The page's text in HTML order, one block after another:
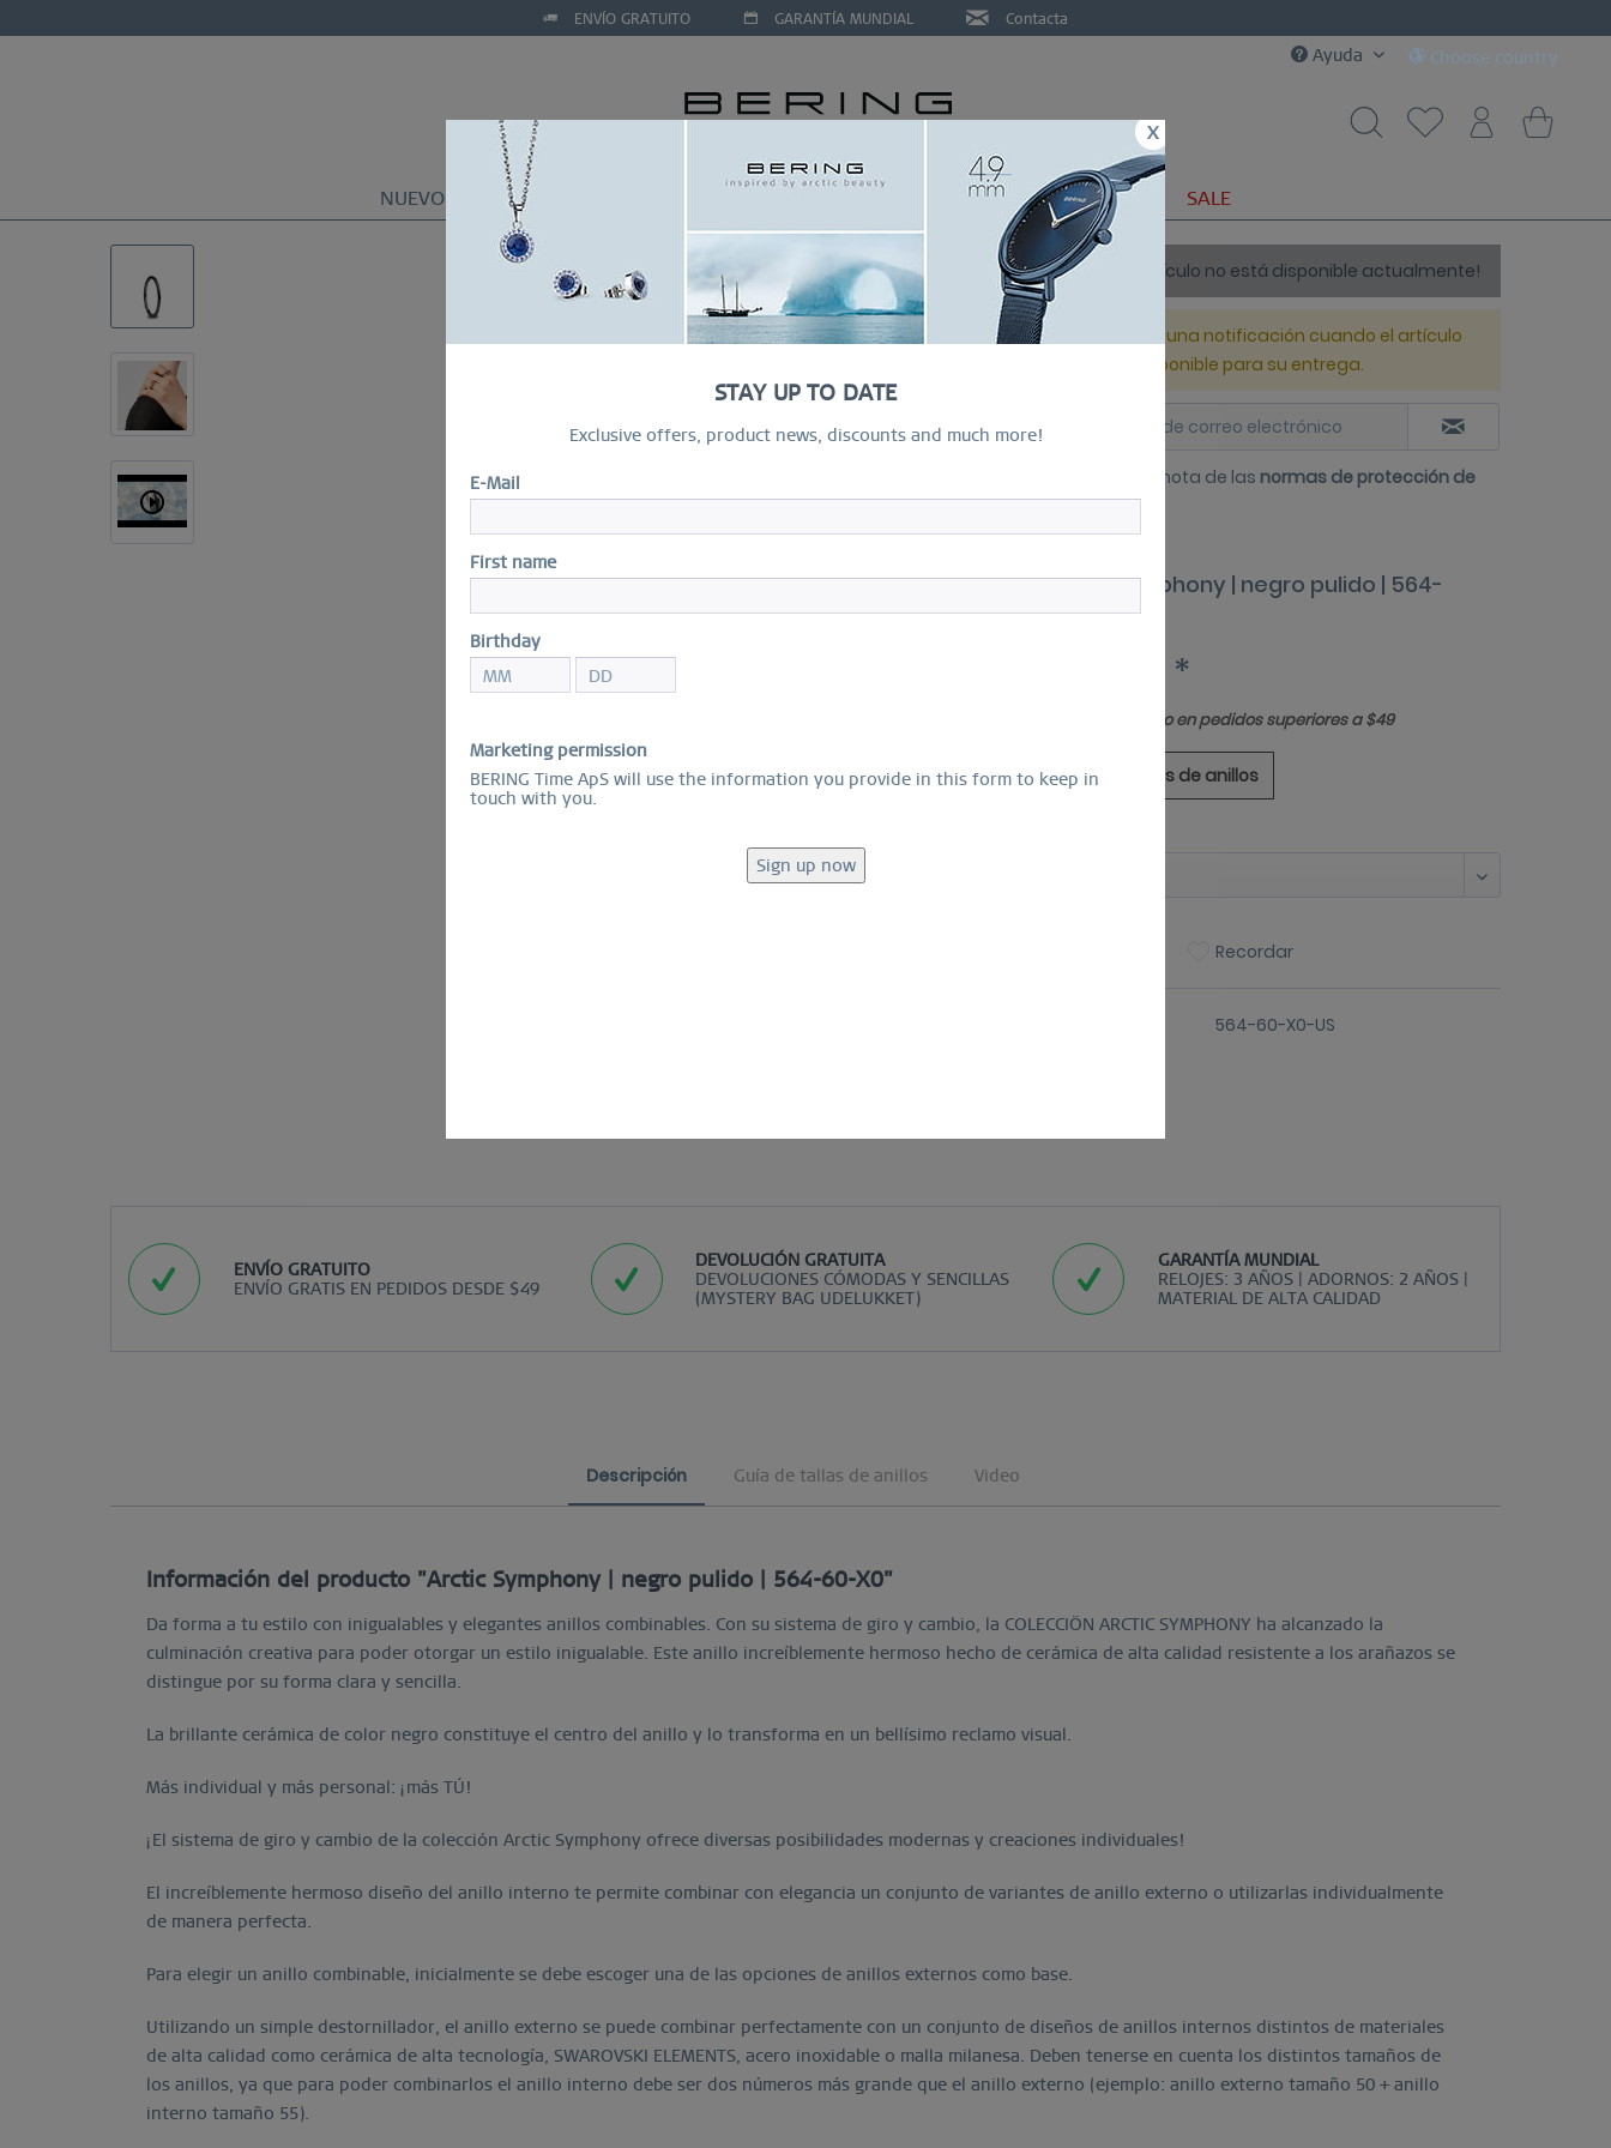
x
STAY UP TO DATE
Exclusive offers, product news, discounts and much more!
E-Mail
First name
Birthday
Marketing permission
BERING Time ApS will use the information you provide in this form to keep in
touch with you.
ENVÍO GRATUITO GARANTÍA MUNDIAL Contacta
Ayuda Choose country
NUEVO RELOJES RING CONFIGURATOR REGALOS SALE
¡Este artículo no está disponible actualmente!
Envíeme una notificación cuando el artículo
esté disponible para su entrega.
He tomado nota de las normas de protección de
datos.
Arctic Symphony | negro pulido | 564-
60-X0
$ 20,00 *
Envío gratuito en pedidos superiores a $49
Guía de tallas de anillos
Recordar
564-60-X0-US
ENVÍO GRATUITO
ENVÍO GRATIS EN PEDIDOS DESDE $49
DEVOLUCIÓN GRATUITA
DEVOLUCIONES CÓMODAS Y SENCILLAS
(MYSTERY BAG UDELUKKET)
GARANTÍA MUNDIAL
RELOJES: 3 AÑOS | ADORNOS: 2 AÑOS |
MATERIAL DE ALTA CALIDAD
Descripción Guía de tallas de anillos Video
Información del producto "Arctic Symphony | negro pulido | 564-60-X0"
Da forma a tu estilo con inigualables y elegantes anillos combinables. Con su sistema de giro y cambio, la COLECCIÖN ARCTIC SYMPHONY ha alcanzado la
culminación creativa para poder otorgar un estilo inigualable. Este anillo increíblemente hermoso hecho de cerámica de alta calidad resistente a los arañazos se
distingue por su forma clara y sencilla.
La brillante cerámica de color negro constituye el centro del anillo y lo transforma en un bellísimo reclamo visual.
Más individual y más personal: ¡más TÚ!
¡El sistema de giro y cambio de la colección Arctic Symphony ofrece diversas posibilidades modernas y creaciones individuales!
El increíblemente hermoso diseño del anillo interno te permite combinar con elegancia un conjunto de variantes de anillo externo o utilizarlas individualmente
de manera perfecta.
Para elegir un anillo combinable, inicialmente se debe escoger una de las opciones de anillos externos como base.
Utilizando un simple destornillador, el anillo externo se puede combinar perfectamente con un conjunto de diseños de anillos internos distintos de materiales
de alta calidad como cerámica de alta tecnología, SWAROVSKI ELEMENTS, acero inoxidable o malla milanesa. Deben tenerse en cuenta los distintos tamaños de
los anillos, ya que para poder combinarlos el anillo interno debe ser dos números más grande que el anillo externo (ejemplo: anillo externo tamaño 50 + anillo
interno tamaño 55).